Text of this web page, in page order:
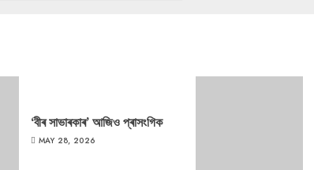
‘বীৰ সাভাৰকাৰ’ আজিও প্ৰাসংগিক
MAY 28, 2026